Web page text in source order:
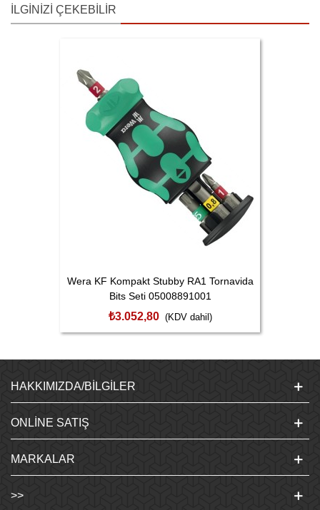
İLGINIZI ÇEKEBILIR
Wera KF Kompakt Stubby RA1 Tornavida
Bits Seti 05008891001
₺3.052,80 (KDV dahil)
HAKKIMIZDA/BILGILER
ONLINE SATIŞ
MARKALAR
>>